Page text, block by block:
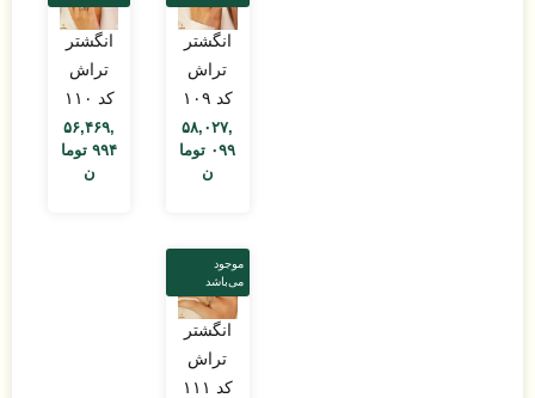
انگشتر
تراش
کد ۱۰۹
۵۸,۰۲۷,
۰۹۹ توما
ن
انگشتر
تراش
کد ۱۱۰
۵۶,۴۶۹,
۹۹۴ توما
ن
موجود
می‌باشد
انگشتر
تراش
کد ۱۱۱